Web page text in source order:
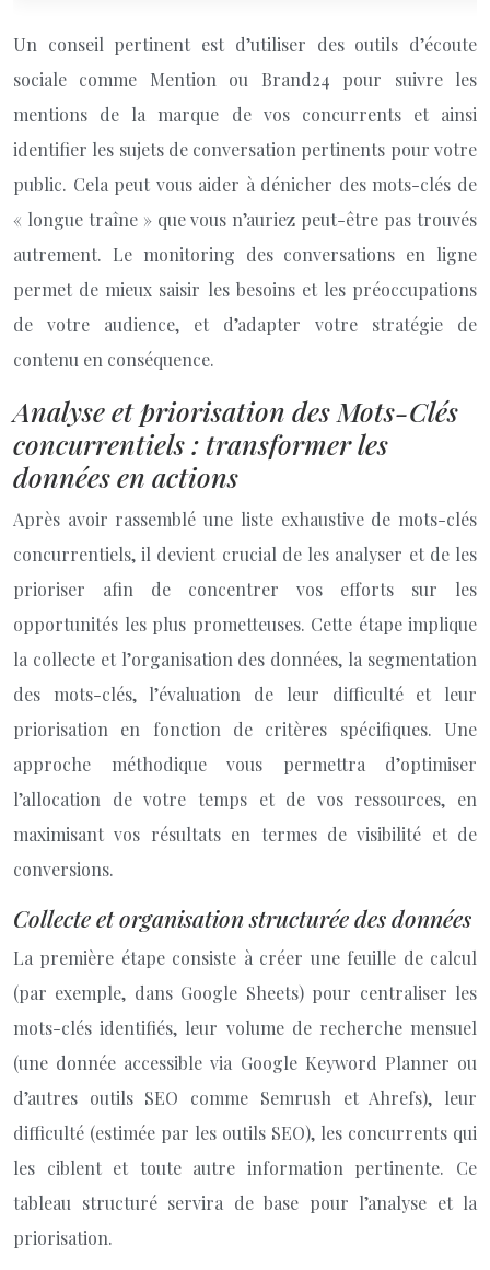
Un conseil pertinent est d’utiliser des outils d’écoute
sociale comme Mention ou Brand24 pour suivre les
mentions de la marque de vos concurrents et ainsi
identifier les sujets de conversation pertinents pour votre
public. Cela peut vous aider à dénicher des mots-clés de
« longue traîne » que vous n’auriez peut-être pas trouvés
autrement. Le monitoring des conversations en ligne
permet de mieux saisir les besoins et les préoccupations
de votre audience, et d’adapter votre stratégie de
contenu en conséquence.
Analyse et priorisation des Mots-Clés
concurrentiels : transformer les
données en actions
Après avoir rassemblé une liste exhaustive de mots-clés
concurrentiels, il devient crucial de les analyser et de les
prioriser afin de concentrer vos efforts sur les
opportunités les plus prometteuses. Cette étape implique
la collecte et l’organisation des données, la segmentation
des mots-clés, l’évaluation de leur difficulté et leur
priorisation en fonction de critères spécifiques. Une
approche méthodique vous permettra d’optimiser
l’allocation de votre temps et de vos ressources, en
maximisant vos résultats en termes de visibilité et de
conversions.
Collecte et organisation structurée des données
La première étape consiste à créer une feuille de calcul
(par exemple, dans Google Sheets) pour centraliser les
mots-clés identifiés, leur volume de recherche mensuel
(une donnée accessible via Google Keyword Planner ou
d’autres outils SEO comme Semrush et Ahrefs), leur
difficulté (estimée par les outils SEO), les concurrents qui
les ciblent et toute autre information pertinente. Ce
tableau structuré servira de base pour l’analyse et la
priorisation.